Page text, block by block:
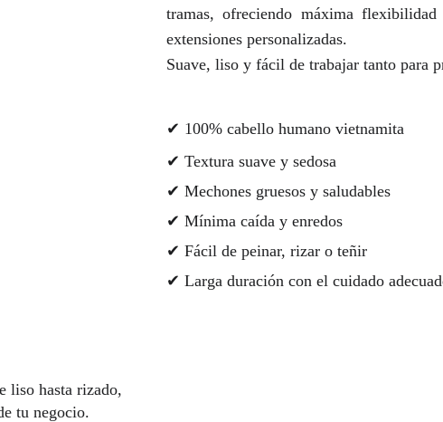
tramas, ofreciendo máxima
extensiones personalizadas.
Suave, liso y fácil de trabajar tanto para
✔ 100% cabello humano vietnamita
✔ Textura suave y sedosa
✔ Mechones gruesos y saludables
✔ Mínima caída y enredos
✔ Fácil de peinar, rizar o teñir
✔ Larga duración con el cuidado
liso hasta rizado,
tu negocio.